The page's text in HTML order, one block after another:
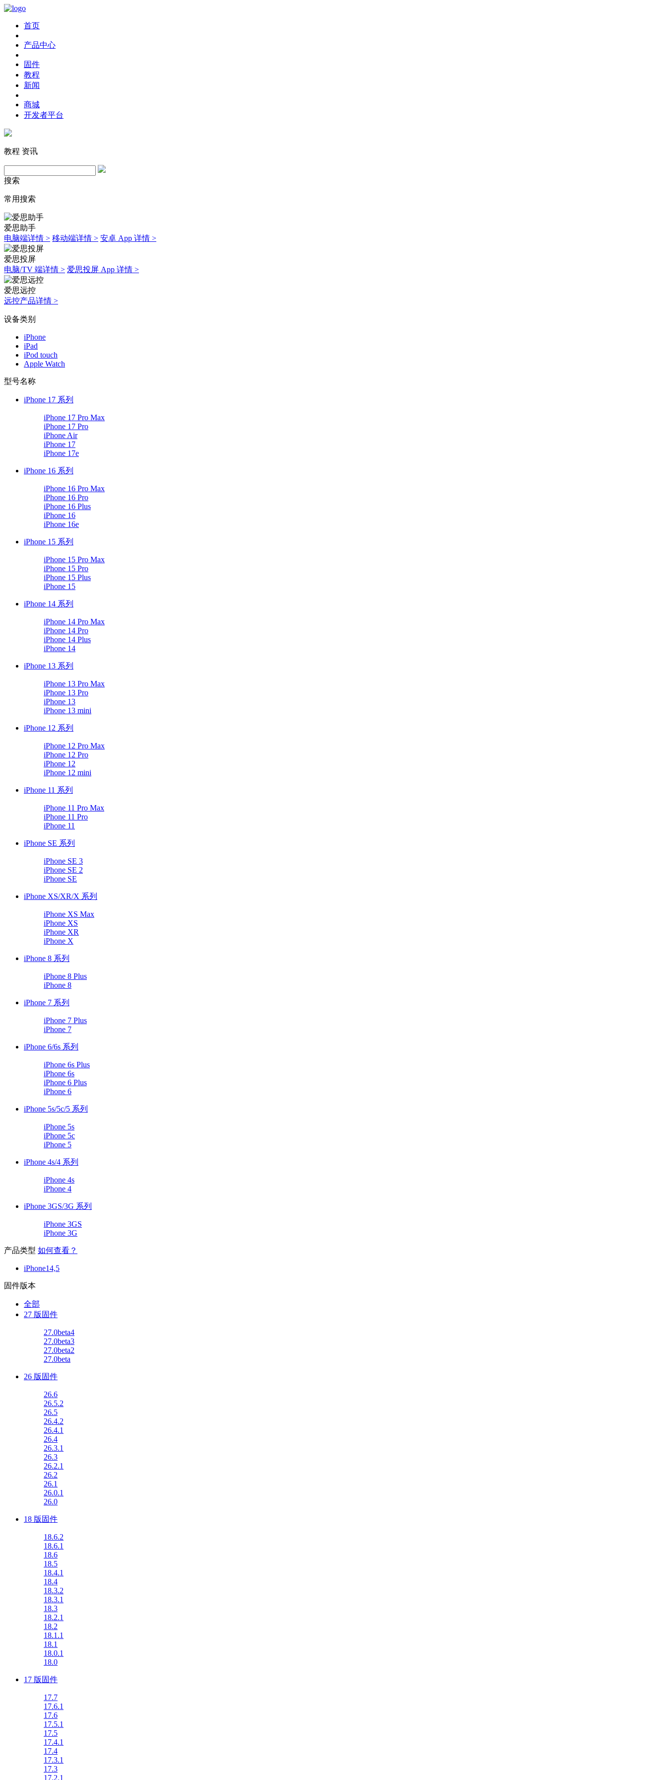
首页
产品中心
固件
教程
新闻
商城
开发者平台
教程 资讯
搜索
常用搜索
爱思助手
电脑端详情 > 移动端详情 > 安卓 App 详情 >
爱思投屏
电脑/TV 端详情 > 爱思投屏 App 详情 >
爱思远控
远控产品详情 >
设备类别
iPhone
iPad
iPod touch
Apple Watch
型号名称
iPhone 17 系列
iPhone 17 Pro Max
iPhone 17 Pro
iPhone Air
iPhone 17
iPhone 17e
iPhone 16 系列
iPhone 16 Pro Max
iPhone 16 Pro
iPhone 16 Plus
iPhone 16
iPhone 16e
iPhone 15 系列
iPhone 15 Pro Max
iPhone 15 Pro
iPhone 15 Plus
iPhone 15
iPhone 14 系列
iPhone 14 Pro Max
iPhone 14 Pro
iPhone 14 Plus
iPhone 14
iPhone 13 系列
iPhone 13 Pro Max
iPhone 13 Pro
iPhone 13
iPhone 13 mini
iPhone 12 系列
iPhone 12 Pro Max
iPhone 12 Pro
iPhone 12
iPhone 12 mini
iPhone 11 系列
iPhone 11 Pro Max
iPhone 11 Pro
iPhone 11
iPhone SE 系列
iPhone SE 3
iPhone SE 2
iPhone SE
iPhone XS/XR/X 系列
iPhone XS Max
iPhone XS
iPhone XR
iPhone X
iPhone 8 系列
iPhone 8 Plus
iPhone 8
iPhone 7 系列
iPhone 7 Plus
iPhone 7
iPhone 6/6s 系列
iPhone 6s Plus
iPhone 6s
iPhone 6 Plus
iPhone 6
iPhone 5s/5c/5 系列
iPhone 5s
iPhone 5c
iPhone 5
iPhone 4s/4 系列
iPhone 4s
iPhone 4
iPhone 3GS/3G 系列
iPhone 3GS
iPhone 3G
产品类型 如何查看？
iPhone14,5
固件版本
全部
27 版固件
27.0beta4
27.0beta3
27.0beta2
27.0beta
26 版固件
26.6
26.5.2
26.5
26.4.2
26.4.1
26.4
26.3.1
26.3
26.2.1
26.2
26.1
26.0.1
26.0
18 版固件
18.6.2
18.6.1
18.6
18.5
18.4.1
18.4
18.3.2
18.3.1
18.3
18.2.1
18.2
18.1.1
18.1
18.0.1
18.0
17 版固件
17.7
17.6.1
17.6
17.5.1
17.5
17.4.1
17.4
17.3.1
17.3
17.2.1